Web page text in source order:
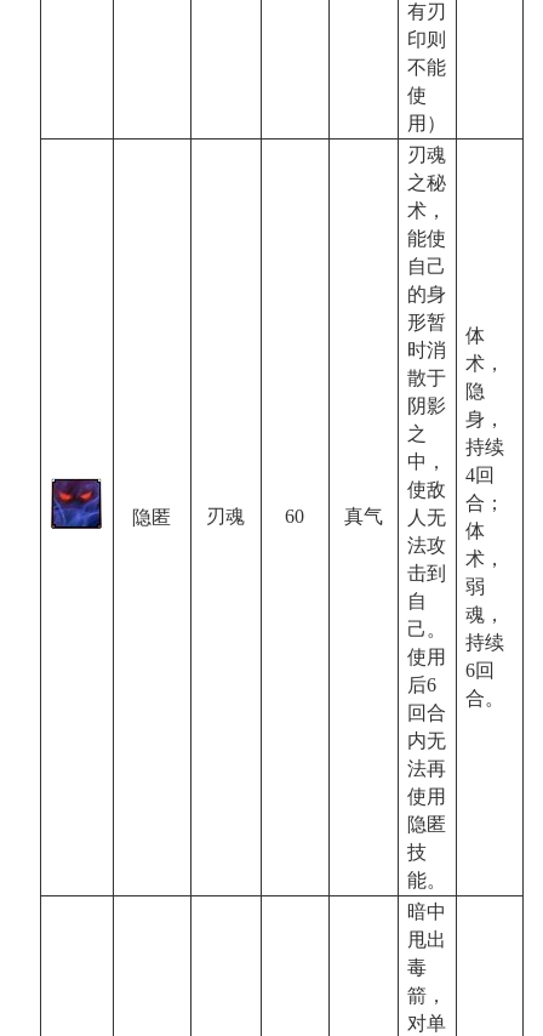
有刃
印则
不能
使
用）
隐匿 刃魂 60 真气
刃魂
之秘
术，
能使
自己
的身
形暂
时消
散于
阴影
之
中，
使敌
人无
法攻
击到
自
己。
使用
后6
回合
内无
法再
使用
隐匿
技
能。
体
术，
隐
身，
持续
4回
合；
体
术，
弱
魂，
持续
6回
合。
暗中
甩出
毒
箭，
对单